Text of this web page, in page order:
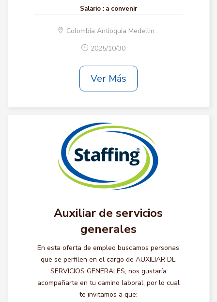
Salario : a convenir
Colombia Antioquia Medellin
2025/10/30
Ver Más
Auxiliar de servicios
generales
En esta oferta de empleo buscamos personas
que se perfilen en el cargo de AUXILIAR DE
SERVICIOS GENERALES, nos gustaría
acompañarte en tu camino laboral, por lo cual
te invitamos a que: